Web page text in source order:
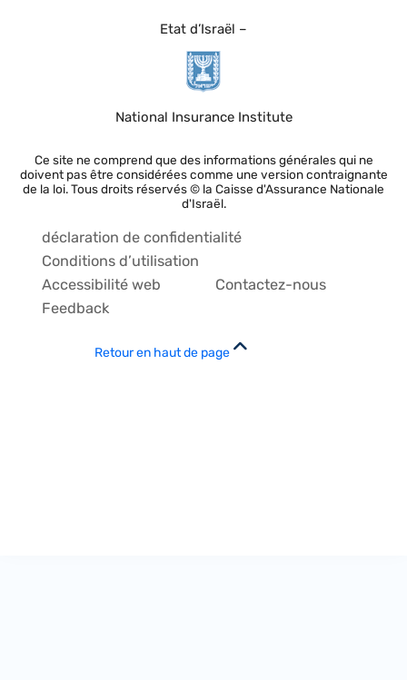
Etat d’Israël –
National Insurance Institute
Ce site ne comprend que des informations générales qui ne
doivent pas être considérées comme une version contraignante
de la loi. Tous droits réservés © la Caisse d'Assurance Nationale
d'Israël.
déclaration de confidentialité
Conditions d’utilisation
Accessibilité web
Contactez-nous
Feedback
Retour en haut de page